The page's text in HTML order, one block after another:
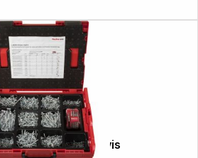
Fischer Power Fast II L-Boxx 102 Jeu de vis
Follow us on